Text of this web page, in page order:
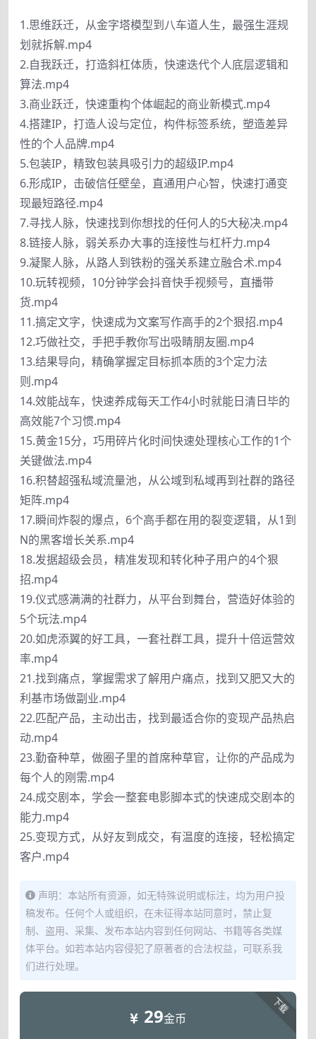
1.思维跃迁，从金字塔模型到八车道人生，最强生涯规
划就拆解.mp4
2.自我跃迁，打造斜杠体质，快速迭代个人底层逻辑和
算法.mp4
3.商业跃迁，快速重构个体崛起的商业新模式.mp4
4.搭建IP，打造人设与定位，构件标签系统，塑造差异
性的个人品牌.mp4
5.包装IP，精致包装具吸引力的超级IP.mp4
6.形成IP，击破信任壁垒，直通用户心智，快速打通变
现最短路径.mp4
7.寻找人脉，快速找到你想找的任何人的5大秘决.mp4
8.链接人脉，弱关系办大事的连接性与杠杆力.mp4
9.凝聚人脉，从路人到铁粉的强关系建立融合术.mp4
10.玩转视频，10分钟学会抖音快手视频号，直播带
货.mp4
11.搞定文字，快速成为文案写作高手的2个狠招.mp4
12.巧做社交，手把手教你写出吸睛朋友圈.mp4
13.结果导向，精确掌握定目标抓本质的3个定力法
则.mp4
14.效能战车，快速养成每天工作4小时就能日清日毕的
高效能7个习惯.mp4
15.黄金15分，巧用碎片化时间快速处理核心工作的1个
关键做法.mp4
16.积替超强私域流量池，从公域到私域再到社群的路径
矩阵.mp4
17.瞬间炸裂的爆点，6个高手都在用的裂变逻辑，从1到
N的黑客增长关系.mp4
18.发据超级会员，精准发现和转化种子用户的4个狠
招.mp4
19.仪式感满满的社群力，从平台到舞台，营造好体验的
5个玩法.mp4
20.如虎添翼的好工具，一套社群工具，提升十倍运营效
率.mp4
21.找到痛点，掌握需求了解用户痛点，找到又肥又大的
利基市场做副业.mp4
22.匹配产品，主动出击，找到最适合你的变现产品热启
动.mp4
23.勤奋种草，做圈子里的首席种草官，让你的产品成为
每个人的刚需.mp4
24.成交剧本，学会一整套电影脚本式的快速成交剧本的
能力.mp4
25.变现方式，从好友到成交，有温度的连接，轻松搞定
客户.mp4
声明：本站所有资源，如无特殊说明或标注，均为用户投
稿发布。任何个人或组织，在未征得本站同意时，禁止复
制、盗用、采集、发布本站内容到任何网站、书籍等各类媒
体平台。如若本站内容侵犯了原著者的合法权益，可联系我
们进行处理。
下载
29金币